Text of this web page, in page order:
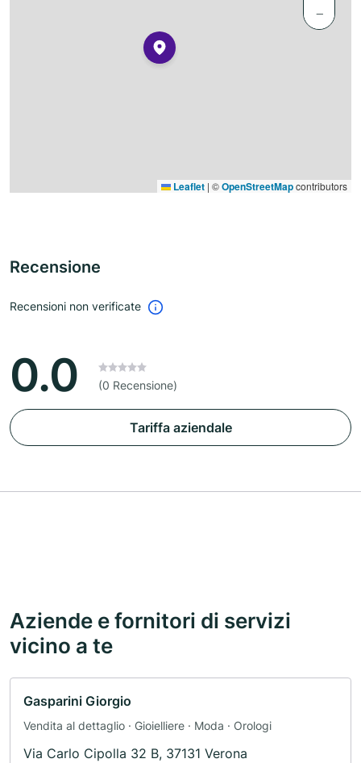
−
Leaflet | ©OpenStreetMapcontributors
Recensione
Recensioni non verificate
0.0 (0 Recensione)
Tariffa aziendale
Aziende e fornitori di servizi
vicino a te
Gasparini Giorgio
Vendita al dettaglio · Gioielliere · Moda · Orologi
Via Carlo Cipolla 32 B, 37131 Verona